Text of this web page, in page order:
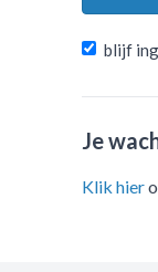
blijf
Je
Klik hier